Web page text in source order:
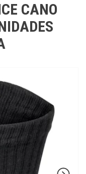
CANO